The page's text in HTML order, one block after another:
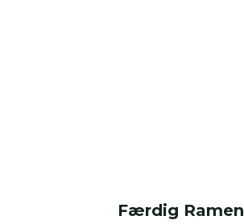
Færdig Ramen